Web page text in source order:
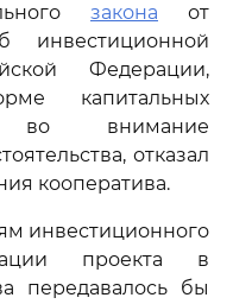
закона от
Федерации,
капитальных
во внимание
отказал
кооператива.
инвестиционного
проекта в
передавалось бы